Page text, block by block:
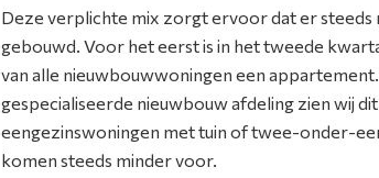
Deze verplichte mix zorgt ervoor dat er
gebouwd. Voor het eerst is in het tweede
van alle nieuwbouwwoningen een
gespecialiseerde nieuwbouw afdeling zien wij
eengezinswoningen met tuin of twee-onder-
komen steeds minder voor.